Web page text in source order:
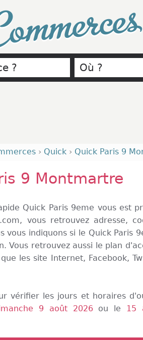
› Quick › Quick Paris 9
9 Montmartre
Quick Paris 9eme vous est
vous retrouvez adresse,
vous indiquons si le Quick Paris
Vous retrouvez aussi le plan
les site Internet, Facebook,
vérifier les jours et horaires
9 août 2026ou le 15